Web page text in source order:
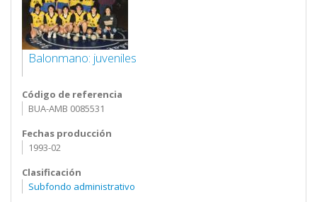
Balonmano: juveniles
Código de referencia
BUA-AMB 0085531
Fechas producción
1993-02
Clasificación
Subfondo administrativo